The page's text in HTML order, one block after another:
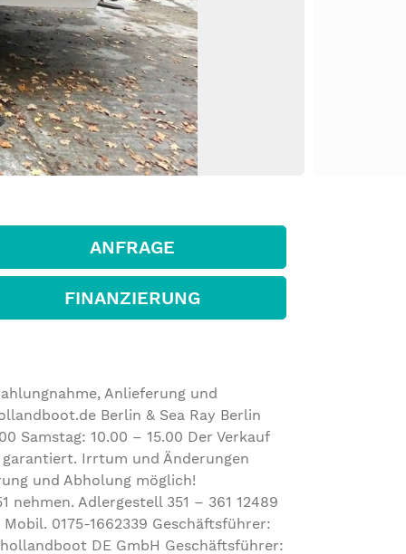
ANFRAGE
FINANZIERUNG
Anlieferung und
Berlin & Sea Ray Berlin
Samstag: 10.00 – 15.00 Der Verkauf
Irrtum und Änderungen
und Abholung möglich!
Adlergestell 351 – 361 12489
0175-1662339 Geschäftsführer:
DE GmbH Geschäftsführer: